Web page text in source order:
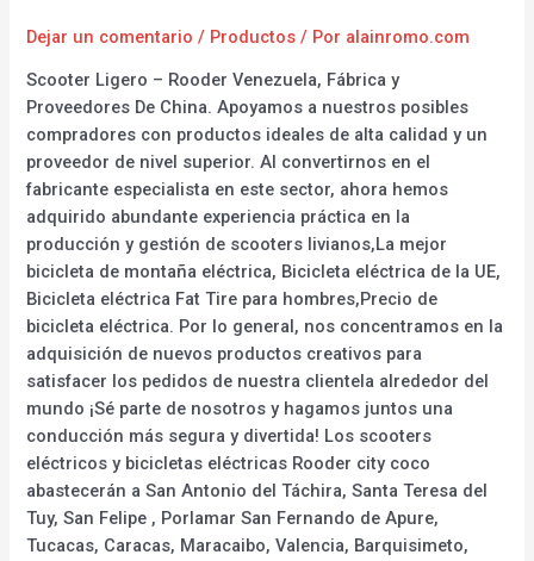
Dejar un comentario / Productos / Por alainromo.com
Scooter Ligero – Rooder Venezuela, Fábrica y
Proveedores De China. Apoyamos a nuestros posibles
compradores con productos ideales de alta calidad y un
proveedor de nivel superior. Al convertirnos en el
fabricante especialista en este sector, ahora hemos
adquirido abundante experiencia práctica en la
producción y gestión de scooters livianos,La mejor
bicicleta de montaña eléctrica, Bicicleta eléctrica de la UE,
Bicicleta eléctrica Fat Tire para hombres,Precio de
bicicleta eléctrica. Por lo general, nos concentramos en la
adquisición de nuevos productos creativos para
satisfacer los pedidos de nuestra clientela alrededor del
mundo ¡Sé parte de nosotros y hagamos juntos una
conducción más segura y divertida! Los scooters
eléctricos y bicicletas eléctricas Rooder city coco
abastecerán a San Antonio del Táchira, Santa Teresa del
Tuy, San Felipe , Porlamar San Fernando de Apure,
Tucacas, Caracas, Maracaibo, Valencia, Barquisimeto,